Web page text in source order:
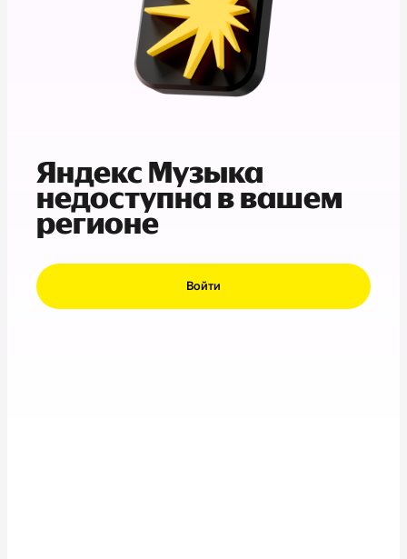
Яндекс Музыка
недоступна в вашем
регионе
Войти